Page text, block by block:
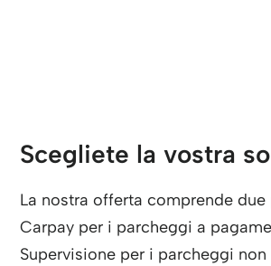
Scegliete la vostra
La nostra offerta comprende
Carpay per i parcheggi a
Supervisione per i parcheggi non